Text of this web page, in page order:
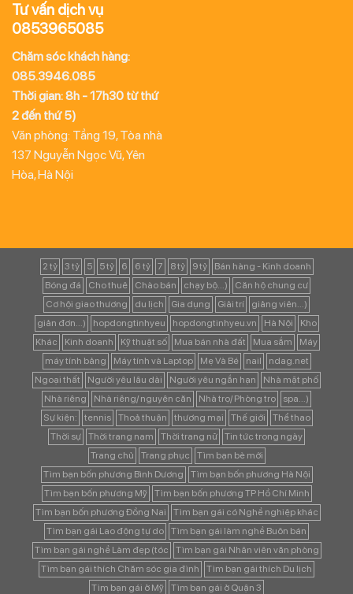
Tư vấn dịch vụ
0853965085
Chăm sóc khách hàng:
085.3946.085
Thời gian: 8h - 17h30 từ thứ
2 đến thứ 5)
Văn phòng: Tầng 19, Tòa nhà
137 Nguyễn Ngọc Vũ, Yên
Hòa, Hà Nội
2 tỷ 3 tỷ 5 5 tỷ 6 6 tỷ 7 8 tỷ 9 tỷ
Bán hàng - Kinh doanh
Bóng đá
Cho thuê Chào bán chạy bộ...)
Căn hộ chung cư
Cơ hội giao thương
du lịch Gia dụng Giải trí
giảng viên...)
giản đơn...)
hopdongtinhyeu hopdongtinhyeu.vn Hà Nội
Kho
Khác
Kinh doanh Kỹ thuật số Mua bán nhà đất Mua sắm
Máy
máy tính bảng
Máy tính và Laptop Mẹ Và Bé nail
ndag.net
Ngoại thất
Người yêu lâu dài Người yêu ngắn hạn
Nhà mặt phố
Nhà riêng
Nhà riêng/ nguyên căn Nhà trọ/ Phòng trọ
spa...)
Sự kiện:
tennis Thoả thuận thương mại Thế giới
Thể thao
Thời sự
Thời trang nam Thời trang nữ
Tin tức trong ngày
Trang chủ
Trang phục
Tìm bạn bè mới
Tìm bạn bốn phương Bình Dương
Tìm bạn bốn phương Hà Nội
Tìm bạn bốn phương Mỹ
Tìm bạn bốn phương TP Hồ Chí Minh
Tìm bạn bốn phương Đồng Nai
Tìm bạn gái có Nghề nghiệp khác
Tìm bạn gái Lao động tự do
Tìm bạn gái làm nghề Buôn bán
Tìm bạn gái nghề Làm đẹp (tóc
Tìm bạn gái Nhân viên văn phòng
Tìm bạn gái thích Chăm sóc gia đình
Tìm bạn gái thích Du lịch
Tìm bạn gái ở Mỹ
Tìm bạn gái ở Quận 3